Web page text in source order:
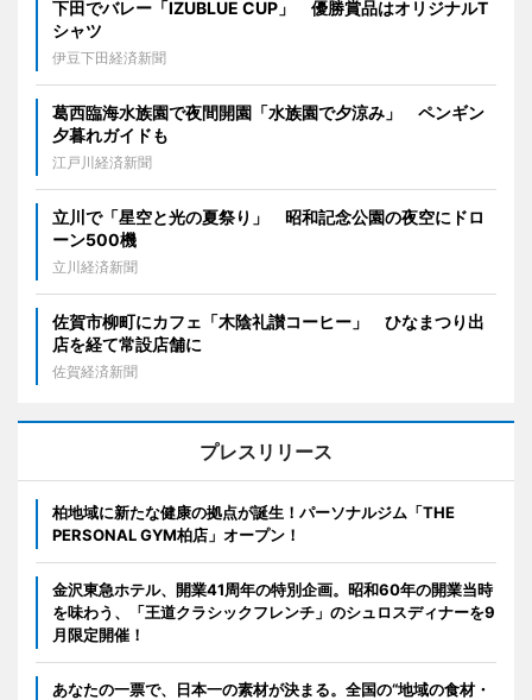
下田でバレー「IZUBLUE CUP」 優勝賞品はオリジナルT
シャツ
伊豆下田経済新聞
葛西臨海水族園で夜間開園「水族園で夕涼み」 ペンギン
夕暮れガイドも
江戸川経済新聞
立川で「星空と光の夏祭り」 昭和記念公園の夜空にドロ
ーン500機
立川経済新聞
佐賀市柳町にカフェ「木陰礼讃コーヒー」 ひなまつり出
店を経て常設店舗に
佐賀経済新聞
プレスリリース
柏地域に新たな健康の拠点が誕生！パーソナルジム「THE
PERSONAL GYM柏店」オープン！
金沢東急ホテル、開業41周年の特別企画。昭和60年の開業当時
を味わう、「王道クラシックフレンチ」のシュロスディナーを9
月限定開催！
あなたの一票で、日本一の素材が決まる。全国の“地域の食材・